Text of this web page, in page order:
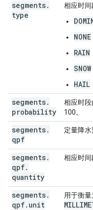
segments.
type
相应时间
NONE
RAIN
SNOW
HAIL
segments.
probability
相应时
100。
segments.
qpf
定量降水
segments.
qpf.
quantity
相应时间
segments.
qpf. unit
用于衡